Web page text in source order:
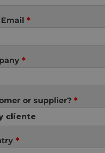
*
*
or supplier? *
*